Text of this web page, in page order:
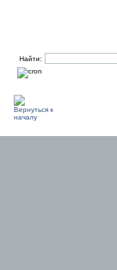
Найти: